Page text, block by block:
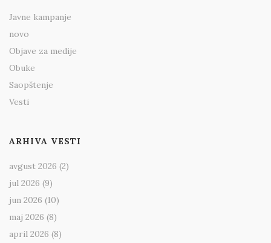
Javne kampanje
novo
Objave za medije
Obuke
Saopštenje
Vesti
ARHIVA VESTI
avgust 2026 (2)
jul 2026 (9)
jun 2026 (10)
maj 2026 (8)
april 2026 (8)